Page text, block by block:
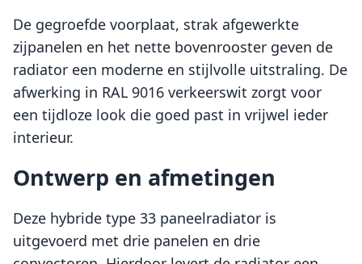
De gegroefde voorplaat, strak afgewerkte
zijpanelen en het nette bovenrooster geven de
radiator een moderne en stijlvolle uitstraling. De
afwerking in RAL 9016 verkeerswit zorgt voor
een tijdloze look die goed past in vrijwel ieder
interieur.
Ontwerp en afmetingen
Deze hybride type 33 paneelradiator is
uitgevoerd met drie panelen en drie